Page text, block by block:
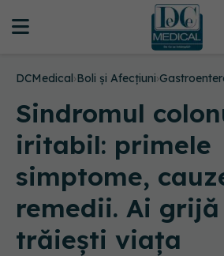
DCMedical›Boli și Afecțiuni›
Sindromul
iritabil: primele
simptome,
remedii. Ai
trăiești viața